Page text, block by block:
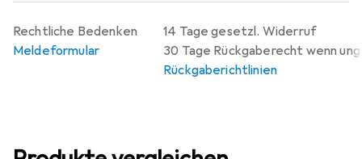
14 Tage gesetzl. Widerruf
30 Tage Rückgaberecht wenn
Rückgaberichtlinien
Rechtliche Bedenken
Meldeformular